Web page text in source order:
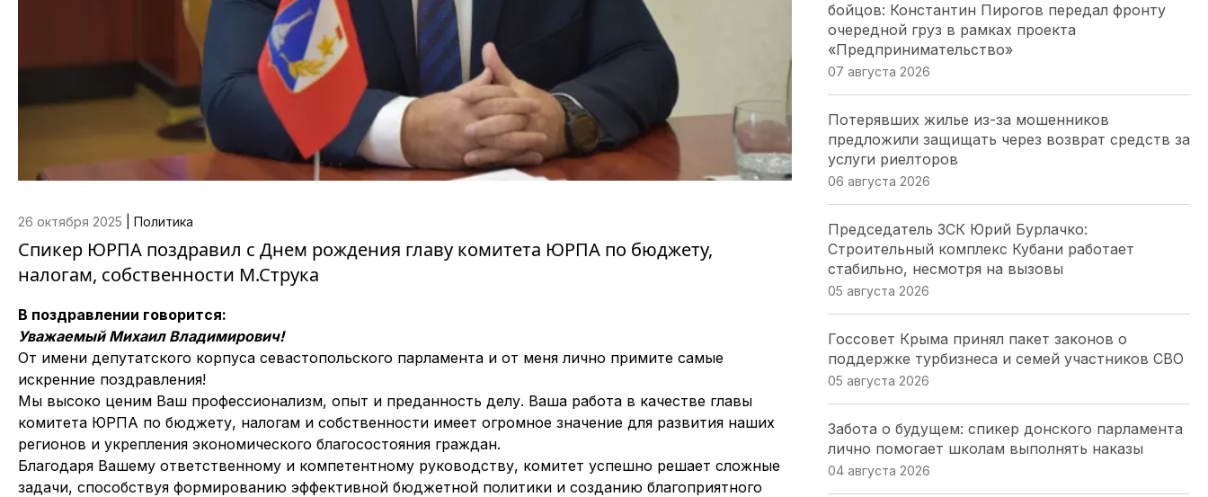
26 октября 2025 Политика
Спикер ЮРПА поздравил с Днем рождения главу комитета ЮРПА по бюджету,
налогам, собственности М.Струка
В поздравлении говорится:
Уважаемый Михаил Владимирович!
От имени депутатского корпуса севастопольского парламента и от меня лично примите самые
искренние поздравления!
Мы высоко ценим Ваш профессионализм, опыт и преданность делу. Ваша работа в качестве главы
комитета ЮРПА по бюджету, налогам и собственности имеет огромное значение для развития наших
регионов и укрепления экономического благосостояния граждан.
Благодаря Вашему ответственному и компетентному руководству, комитет успешно решает сложные
задачи, способствуя формированию эффективной бюджетной политики и созданию благоприятного
бойцов: Константин Пирогов передал фронту
очередной груз в рамках проекта
«Предпринимательство»
07 августа 2026
Потерявших жилье из-за мошенников
предложили защищать через возврат средств за
услуги риелторов
06 августа 2026
Председатель ЗСК Юрий Бурлачко:
Строительный комплекс Кубани работает
стабильно, несмотря на вызовы
05 августа 2026
Госсовет Крыма принял пакет законов о
поддержке турбизнеса и семей участников СВО
05 августа 2026
Забота о будущем: спикер донского парламента
лично помогает школам выполнять наказы
04 августа 2026